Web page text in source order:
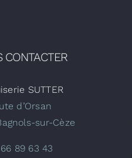
CONTACTER
SUTTER
d’Orsan
sur-Cèze
89 63 43